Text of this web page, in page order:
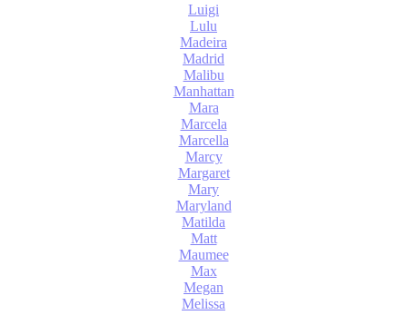
Luigi
Lulu
Madeira
Madrid
Malibu
Manhattan
Mara
Marcela
Marcella
Marcy
Margaret
Mary
Maryland
Matilda
Matt
Maumee
Max
Megan
Melissa